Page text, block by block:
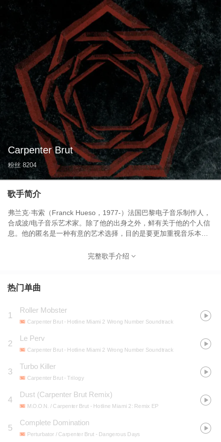
Carpenter Brut
粉丝 8204
歌手简介
弗兰克·韦索（Franck Hueso，1977-）法国巴黎电子音乐制作人，
合成波/电子音乐艺术家。除了他的出身之外，鲜有关于他的个人信
息。他的匿名是一种有意的艺术选择，目的是要更加重视音乐本身
2015年以Trilogy的名义一起收集和发行。2018年，他发行了
属，摇滚和电子音乐中的声音。他曾到美国和欧洲巡回演出，并于
金属乐队Hacride的吉他手Adrien Grousset和鼓手Florent Marcadet
进行现场表演。根据Tobias Forge的说法，Carpenter Brut还制作了
法国黑金属乐队Deathspell Omega的一些专辑，这些人也来自巴
黎。
完整歌手介绍
热门单曲
1
Roller Mobster
Carpenter Brut- Hotline Miami 2 Wrong Number Soundtrack
2
Le Perv
Carpenter Brut- Hotline Miami 2 Wrong Number Soundtrack
3
Turbo Killer
Carpenter Brut- Trilogy
4
Dust (Carpenter Brut Remix)
M.O.O.N. / Carpenter Brut - Hotline Miami 2: Remix EP
5
Complete Domination
Perturbator / Carpenter Brut - Dangerous Days